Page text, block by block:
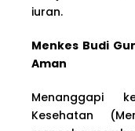
iuran.
Menkes Budi
Aman
Menanggapi
Kesehatan